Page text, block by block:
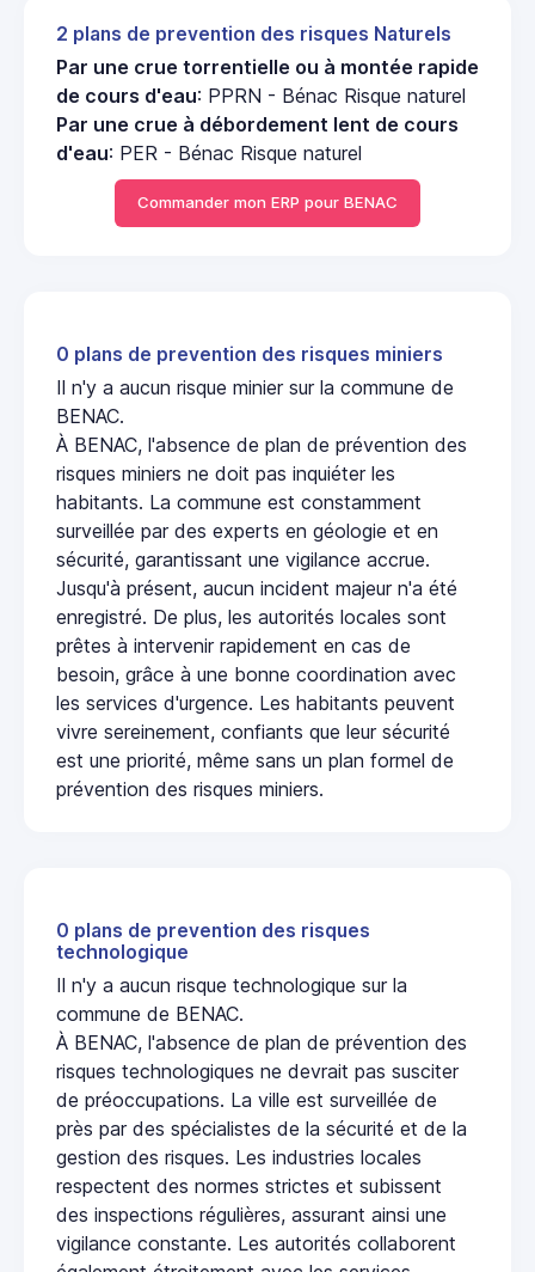
2 plans de prevention des risques Naturels
Par une crue torrentielle ou à montée rapide
de cours d'eau: PPRN - Bénac Risque naturel
Par une crue à débordement lent de cours
d'eau: PER - Bénac Risque naturel
Commander mon ERP pour BENAC
0 plans de prevention des risques miniers
Il n'y a aucun risque minier sur la commune de
BENAC.
À BENAC, l'absence de plan de prévention des
risques miniers ne doit pas inquiéter les
habitants. La commune est constamment
surveillée par des experts en géologie et en
sécurité, garantissant une vigilance accrue.
Jusqu'à présent, aucun incident majeur n'a été
enregistré. De plus, les autorités locales sont
prêtes à intervenir rapidement en cas de
besoin, grâce à une bonne coordination avec
les services d'urgence. Les habitants peuvent
vivre sereinement, confiants que leur sécurité
est une priorité, même sans un plan formel de
prévention des risques miniers.
0 plans de prevention des risques
technologique
Il n'y a aucun risque technologique sur la
commune de BENAC.
À BENAC, l'absence de plan de prévention des
risques technologiques ne devrait pas susciter
de préoccupations. La ville est surveillée de
près par des spécialistes de la sécurité et de la
gestion des risques. Les industries locales
respectent des normes strictes et subissent
des inspections régulières, assurant ainsi une
vigilance constante. Les autorités collaborent